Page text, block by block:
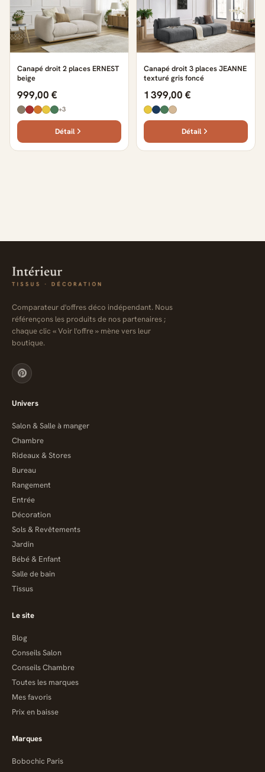
Canapé droit 2 places ERNEST
beige
999,00 €
+3
Détail
Canapé droit 3 places JEANNE
texturé gris foncé
1 399,00 €
Détail
Comparateur d'offres déco indépendant. Nous
référençons les produits de nos partenaires ;
chaque clic « Voir l'offre » mène vers leur
boutique.
Univers
Salon & Salle à manger
Chambre
Rideaux & Stores
Bureau
Rangement
Entrée
Décoration
Sols & Revêtements
Jardin
Bébé & Enfant
Salle de bain
Tissus
Le site
Blog
Conseils Salon
Conseils Chambre
Toutes les marques
Mes favoris
Prix en baisse
Marques
Bobochic Paris